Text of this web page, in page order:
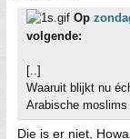
Op
volgende:
[..]
Waaruit blijkt nu
Arabische moslims
Die is er niet,